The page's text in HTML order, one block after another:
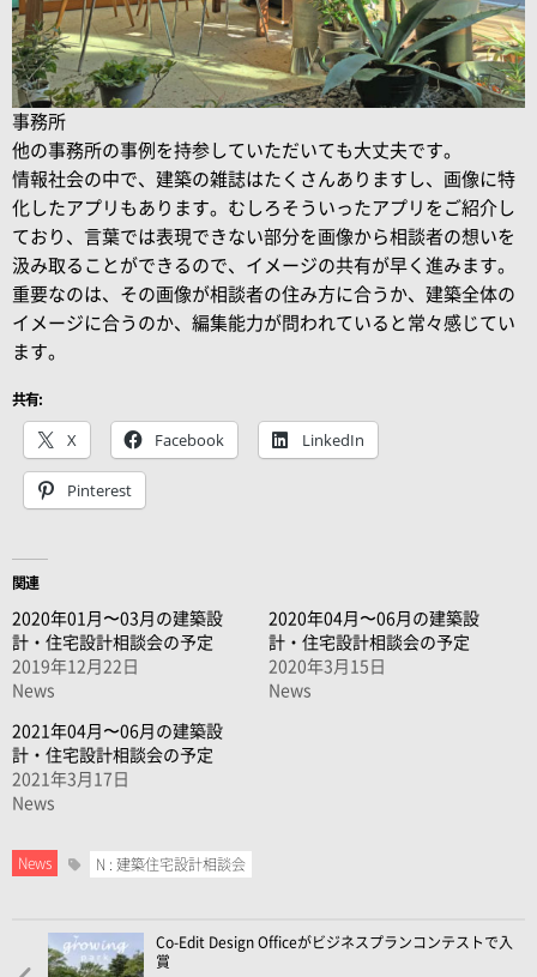
事務所
他の事務所の事例を持参していただいても大丈夫です。
情報社会の中で、建築の雑誌はたくさんありますし、画像に特
化したアプリもあります。むしろそういったアプリをご紹介し
ており、言葉では表現できない部分を画像から相談者の想いを
汲み取ることができるので、イメージの共有が早く進みます。
重要なのは、その画像が相談者の住み方に合うか、建築全体の
イメージに合うのか、編集能力が問われていると常々感じてい
ます。
共有:
X Facebook LinkedIn
Pinterest
関連
2020年01月〜03月の建築設
計・住宅設計相談会の予定
2019年12月22日
News
2020年04月〜06月の建築設
計・住宅設計相談会の予定
2020年3月15日
News
2021年04月〜06月の建築設
計・住宅設計相談会の予定
2021年3月17日
News
News N : 建築住宅設計相談会
Co-Edit Design Officeがビジネスプランコンテストで入
賞